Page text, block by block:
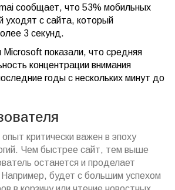
сообщает, что 53% мобильных
уходят с сайта, который
3 секунд.
Microsoft показали, что средняя
концентрации внимания
годы с нескольких минут до
опыт критически важен в эпоху
Чем быстрее сайт, тем выше
останется и проделает
будет с большим успехом